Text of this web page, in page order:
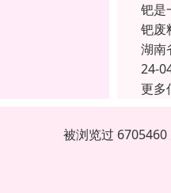
钯是
钯废
湖南
24-
更多
被浏览过